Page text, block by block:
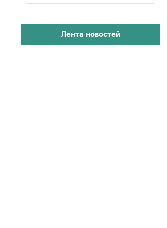
Лента новостей